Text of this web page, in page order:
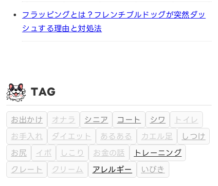
フラッピングとは？フレンチブルドッグが突然ダッ
シュする理由と対処法
TAG
お出かけ オナラ シニア コート シワ
トイレ
お手入れ
ダイエット あるある カエル足
しつけ
お尻
イボ しこり お金の話
トレーニング
クレート
クリーム アレルギー いびき